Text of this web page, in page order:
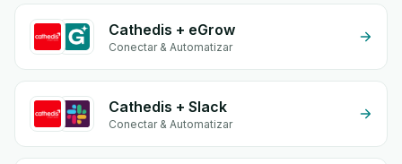
Cathedis + eGrow
Conectar & Automatizar
Cathedis + Slack
Conectar & Automatizar